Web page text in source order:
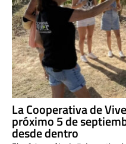
La Cooperativa de
próximo 5 de
desde dentro